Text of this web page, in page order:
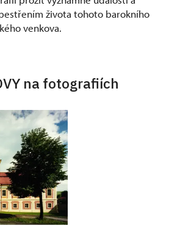
života tohoto barokního
venkova.
na fotografiích